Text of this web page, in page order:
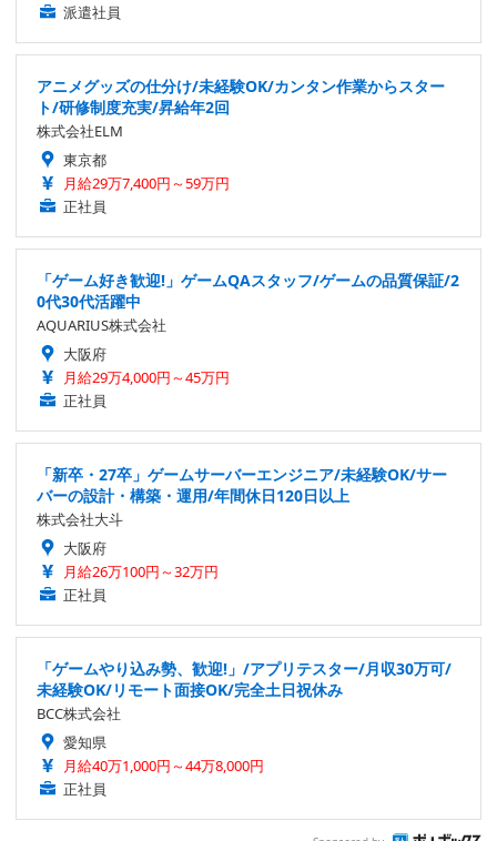
派遣社員
アニメグッズの仕分け/未経験OK/カンタン作業からスター
ト/研修制度充実/昇給年2回
株式会社ELM
東京都
月給29万7,400円～59万円
正社員
「ゲーム好き歓迎!」ゲームQAスタッフ/ゲームの品質保証/2
0代30代活躍中
AQUARIUS株式会社
大阪府
月給29万4,000円～45万円
正社員
「新卒・27卒」ゲームサーバーエンジニア/未経験OK/サー
バーの設計・構築・運用/年間休日120日以上
株式会社大斗
大阪府
月給26万100円～32万円
正社員
「ゲームやり込み勢、歓迎!」/アプリテスター/月収30万可/
未経験OK/リモート面接OK/完全土日祝休み
BCC株式会社
愛知県
月給40万1,000円～44万8,000円
正社員